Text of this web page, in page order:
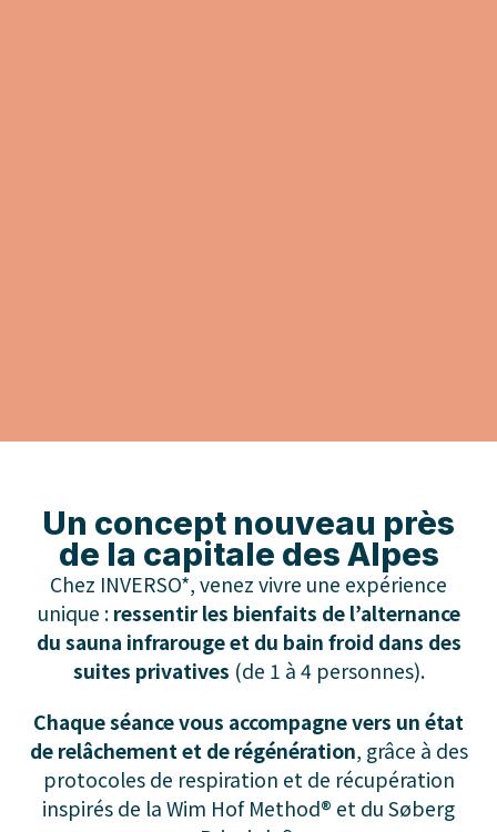
Un concept nouveau près
de la capitale des Alpes
Chez INVERSO*, venez vivre une expérience
unique : ressentir les bienfaits de l’alternance
du sauna infrarouge et du bain froid dans des
suites privatives (de 1 à 4 personnes).
Chaque séance vous accompagne vers un état
de relâchement et de régénération, grâce à des
protocoles de respiration et de récupération
inspirés de la Wim Hof Method® et du Søberg